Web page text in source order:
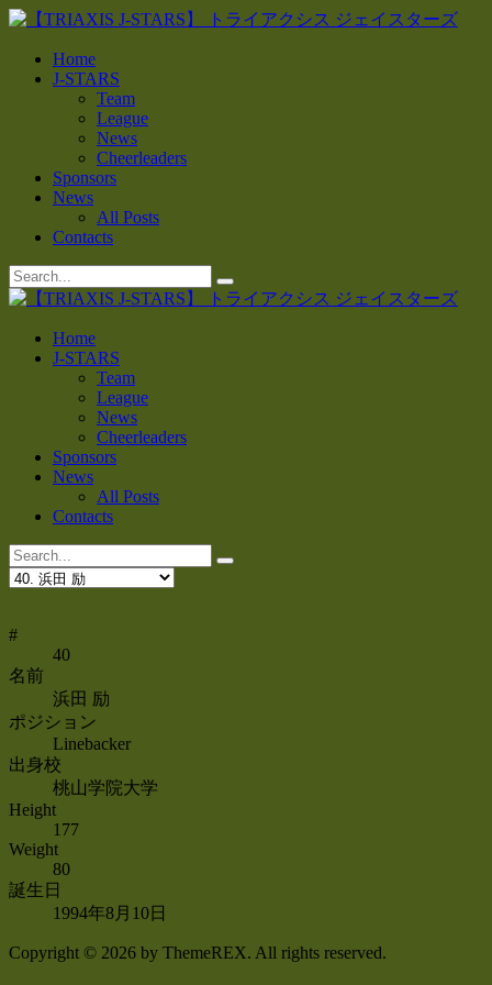
Home
J-STARS
Team
League
News
Cheerleaders
Sponsors
News
All Posts
Contacts
Home
J-STARS
Team
League
News
Cheerleaders
Sponsors
News
All Posts
Contacts
#
40
名前
浜田 励
ポジション
Linebacker
出身校
桃山学院大学
Height
177
Weight
80
誕生日
1994年8月10日
Copyright © 2026 by ThemeREX. All rights reserved.